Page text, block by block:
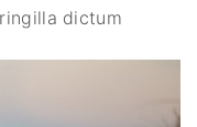
dictum